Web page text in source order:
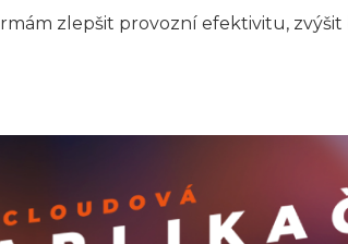
zlepšit provozní efektivitu,